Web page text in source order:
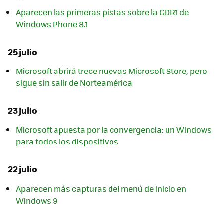
Aparecen las primeras pistas sobre la GDR1 de
Windows Phone 8.1
25 julio
Microsoft abrirá trece nuevas Microsoft Store, pero
sigue sin salir de Norteamérica
23 julio
Microsoft apuesta por la convergencia: un Windows
para todos los dispositivos
22 julio
Aparecen más capturas del menú de inicio en
Windows 9